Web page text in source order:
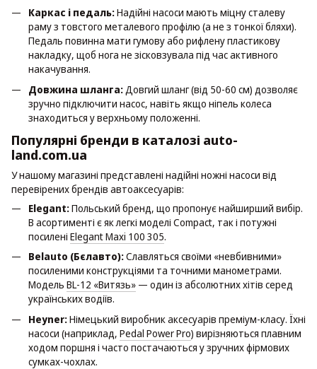
Каркас і педаль:Надійні насоси мають міцну сталеву
раму з товстого металевого профілю (а не з тонкої бляхи).
Педаль повинна мати гумову або рифлену пластикову
накладку, щоб нога не зісковзувала під час активного
накачування.
Довжина шланга: Довгий шланг (від 50-60 см) дозволяє
зручно підключити насос, навіть якщо ніпель колеса
знаходиться у верхньому положенні.
Популярні бренди в каталозі auto-
land.com.ua
У нашому магазині представлені надійні ножні насоси від
перевірених брендів автоаксесуарів:
Elegant:Польський бренд, що пропонує найширший вибір.
В асортименті є як легкі моделі Compact, так і потужні
посилені Elegant Maxi 100 305.
Belauto (Бєлавто):Славляться своїми «невбивними»
посиленими конструкціями та точними манометрами.
Модель BL-12 «Витязь» — один із абсолютних хітів серед
українських водіїв.
Heyner:Німецький виробник аксесуарів преміум-класу. Їхні
насоси (наприклад, Pedal Power Pro) вирізняються плавним
ходом поршня і часто постачаються у зручних фірмових
сумках-чохлах.